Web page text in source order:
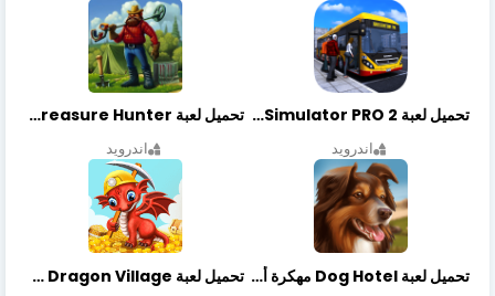
تحميل لعبة Bus Simulator PRO 2 مهكرة أخر إصدار
اندرويد
تحميل لعبة Treasure Hunter مهكرة أخر إصدار
اندرويد
تحميل لعبة Dog Hotel مهكرة أخر إصدار تحميل لعبة Dragon Village مهكرة أخر إصدار